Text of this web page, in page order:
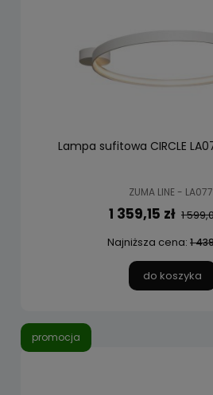
Lampa sufitowa CIRCLE
ZUMA LINE -
1 359,15 zł 1
Najniższa cena: 1
do koszyka
promocja